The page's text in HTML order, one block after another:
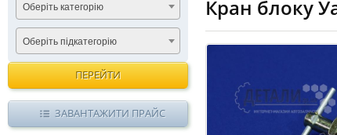
Кран блоку
Оберіть категорію
Оберіть підкатегорію
ПЕРЕЙТИ
ЗАВАНТАЖИТИ ПРАЙС